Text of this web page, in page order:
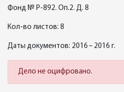
Фонд № Р-892. Оп.2. Д. 8
Кол-во листов: 8
Даты документов: 2016 – 2016 г.
Дело не оцифровано.